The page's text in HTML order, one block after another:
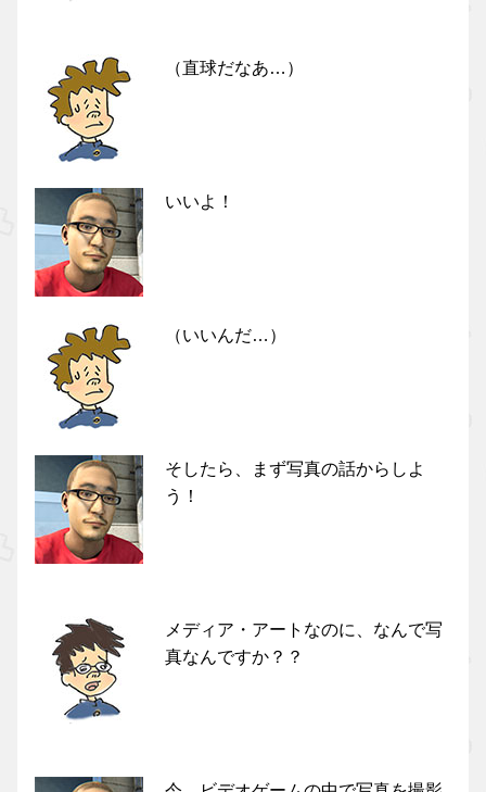
（直球だなあ…）
いいよ！
（いいんだ…）
そしたら、まず写真の話からしよ
う！
メディア・アートなのに、なんで写
真なんですか？？